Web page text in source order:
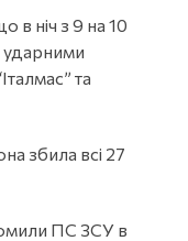
в ніч з 9 на 10
ударними
та
збила всі 27
ПС ЗСУ в